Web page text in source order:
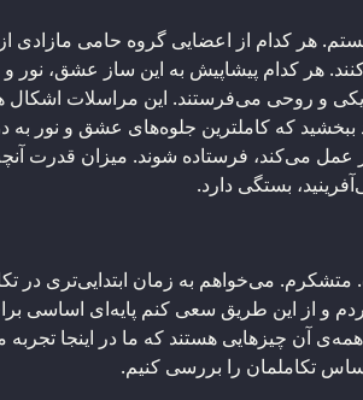
هر کدام از اعضایی گروه حامی مازادی
کنند. هر کدام پیشاپیش به این ساز عشق، نور
و روحی می‌فرستند. این مراسلات اشکال
ببخشید که کاملترین جلوه‌های عشق و نور
عمل می‌کند، فرستاده شوند. میزان قدرت آنچه
بستگی دارد.
می‌خواهم به زمان ابتدایی‌تری در
و از این طریق سعی کنم پایه‌ای اساسی
آن چیزهایی هستند که ما در اینجا تجربه
تکاملمان را بررسی کنیم.